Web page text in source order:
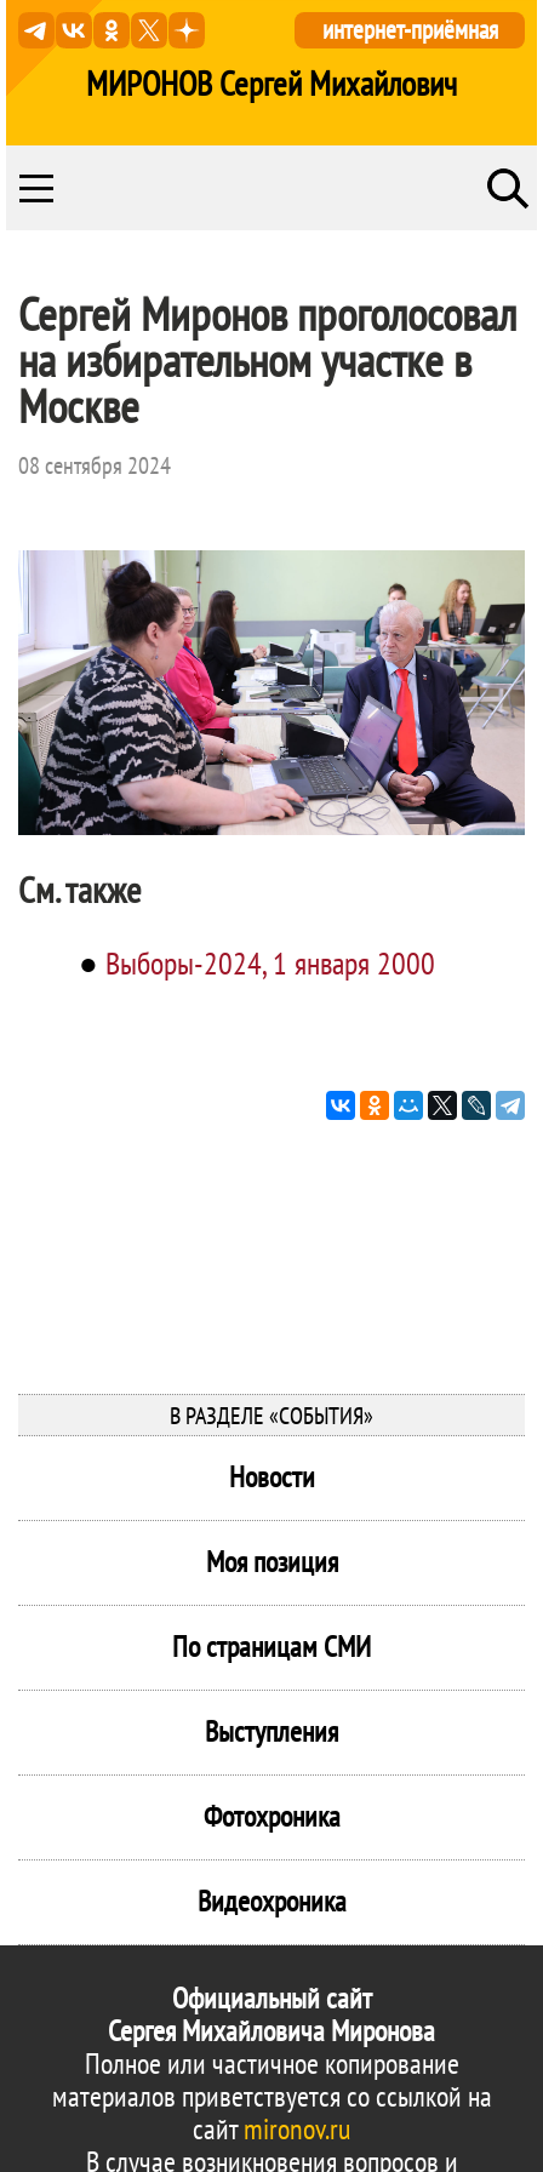
МИРОНОВ Сергей Михайлович
интернет-приёмная
Сергей Миронов проголосовал
на избирательном участке в
Москве
08 сентября 2024
См. также
● Выборы-2024, 1 января 2000
В РАЗДЕЛЕ «СОБЫТИЯ»
Новости
Моя позиция
По страницам СМИ
Выступления
Фотохроника
Видеохроника
Официальный сайт
Сергея Михайловича Миронова
Полное или частичное копирование
материалов приветствуется со ссылкой на
сайтmironov.ru
В случае возникновения вопросов и